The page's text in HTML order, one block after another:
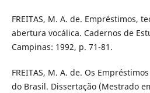
FREITAS, M. A. de. Empréstimos,
abertura vocálica. Cadernos de
Campinas: 1992, p. 71-81.
FREITAS, M. A. de. Os
do Brasil. Dissertação (Mestrado